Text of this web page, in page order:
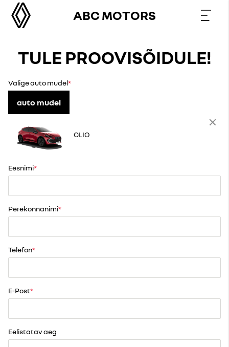
ABC MOTORS
TULE PROOVISÕIDULE!
Valige auto mudel
auto mudel
CLIO
Eesnimi
Perekonnanimi
Telefon
E-Post
Eelistatav aeg